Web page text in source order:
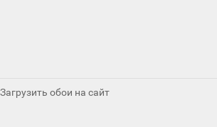
Загрузить обои на сайт